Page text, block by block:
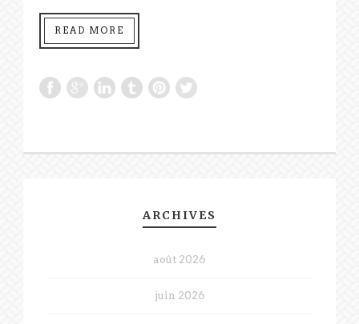
READ MORE
ARCHIVES
août 2026
juin 2026